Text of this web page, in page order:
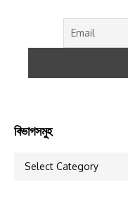
বিভাগসমুহ